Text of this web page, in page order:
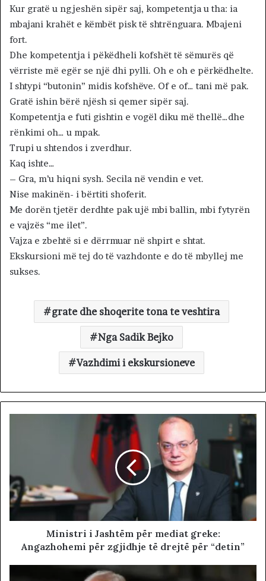
Kur gratë u ngjeshën sipër saj, kompetentja u tha: ia
mbajani krahët e këmbët pisk të shtrënguara. Mbajeni
fort.
Dhe kompetentja i pëkëdheli kofshët të sëmurës që
vërriste më egër se një dhi pylli. Oh e oh e përkëdhelte.
I shtypi “butonin” midis kofshëve. Of e of… tani më pak.
Gratë ishin bërë njësh si qemer sipër saj.
Kompetentja e futi gishtin e vogël diku më thellë…dhe
rënkimi oh… u mpak.
Trupi u shtendos i zverdhur.
Kaq ishte…
– Gra, m’u hiqni sysh. Secila në vendin e vet.
Nise makinën- i bërtiti shoferit.
Me dorën tjetër derdhte pak ujë mbi ballin, mbi fytyrën
e vajzës “me ilet”.
Vajza e zbehtë si e dërrmuar në shpirt e shtat.
Ekskursioni më tej do të vazhdonte e do të mbyllej me
sukses.
grate dhe shoqerite tona te veshtira
Nga Sadik Bejko
Vazhdimi i ekskursioneve
Ministri i Jashtëm për mediat greke:
Angazhohemi për zgjidhje të drejtë për “detin”